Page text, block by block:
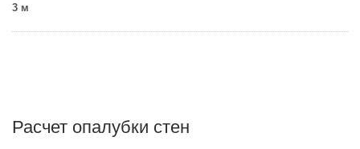
3 м
Расчет опалубки стен